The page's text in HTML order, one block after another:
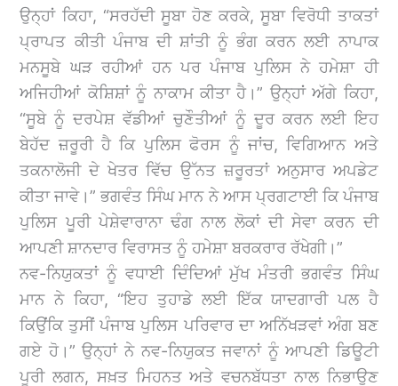
ਉਨ੍ਹਾਂ ਕਿਹਾ, “ਸਰਹੱਦੀ ਸੂਬਾ ਹੋਣ ਕਰਕੇ, ਸੂਬਾ ਵਿਰੋਧੀ ਤਾਕਤਾਂ
ਪ੍ਰਾਪਤ ਕੀਤੀ ਪੰਜਾਬ ਦੀ ਸ਼ਾਂਤੀ ਨੂੰ ਭੰਗ ਕਰਨ ਲਈ ਨਾਪਾਕ
ਮਨਸੂਬੇ ਘੜ ਰਹੀਆਂ ਹਨ ਪਰ ਪੰਜਾਬ ਪੁਲਿਸ ਨੇ ਹਮੇਸ਼ਾ ਹੀ
ਅਜਿਹੀਆਂ ਕੋਸ਼ਿਸ਼ਾਂ ਨੂੰ ਨਾਕਾਮ ਕੀਤਾ ਹੈ।” ਉਨ੍ਹਾਂ ਅੱਗੇ ਕਿਹਾ,
“ਸੂਬੇ ਨੂੰ ਦਰਪੇਸ਼ ਵੱਡੀਆਂ ਚੁਣੌਤੀਆਂ ਨੂੰ ਦੂਰ ਕਰਨ ਲਈ ਇਹ
ਬੇਹੱਦ ਜ਼ਰੂਰੀ ਹੈ ਕਿ ਪੁਲਿਸ ਫੋਰਸ ਨੂੰ ਜਾਂਚ, ਵਿਗਿਆਨ ਅਤੇ
ਤਕਨਾਲੋਜੀ ਦੇ ਖੇਤਰ ਵਿੱਚ ਉੱਨਤ ਜ਼ਰੂਰਤਾਂ ਅਨੁਸਾਰ ਅਪਡੇਟ
ਕੀਤਾ ਜਾਵੇ।” ਭਗਵੰਤ ਸਿੰਘ ਮਾਨ ਨੇ ਆਸ ਪ੍ਰਗਟਾਈ ਕਿ ਪੰਜਾਬ
ਪੁਲਿਸ ਪੂਰੀ ਪੇਸ਼ੇਵਾਰਾਨਾ ਢੰਗ ਨਾਲ ਲੋਕਾਂ ਦੀ ਸੇਵਾ ਕਰਨ ਦੀ
ਆਪਣੀ ਸ਼ਾਨਦਾਰ ਵਿਰਾਸਤ ਨੂੰ ਹਮੇਸ਼ਾ ਬਰਕਰਾਰ ਰੱਖੇਗੀ।”
ਨਵ-ਨਿਯੁਕਤਾਂ ਨੂੰ ਵਧਾਈ ਦਿੰਦਿਆਂ ਮੁੱਖ ਮੰਤਰੀ ਭਗਵੰਤ ਸਿੰਘ
ਮਾਨ ਨੇ ਕਿਹਾ, “ਇਹ ਤੁਹਾਡੇ ਲਈ ਇੱਕ ਯਾਦਗਾਰੀ ਪਲ ਹੈ
ਕਿਉਂਕਿ ਤੁਸੀਂ ਪੰਜਾਬ ਪੁਲਿਸ ਪਰਿਵਾਰ ਦਾ ਅਨਿੱਖੜਵਾਂ ਅੰਗ ਬਣ
ਗਏ ਹੋ।” ਉਨ੍ਹਾਂ ਨੇ ਨਵ-ਨਿਯੁਕਤ ਜਵਾਨਾਂ ਨੂੰ ਆਪਣੀ ਡਿਊਟੀ
ਪੂਰੀ ਲਗਨ, ਸਖ਼ਤ ਮਿਹਨਤ ਅਤੇ ਵਚਨਬੱਧਤਾ ਨਾਲ ਨਿਭਾਉਣ